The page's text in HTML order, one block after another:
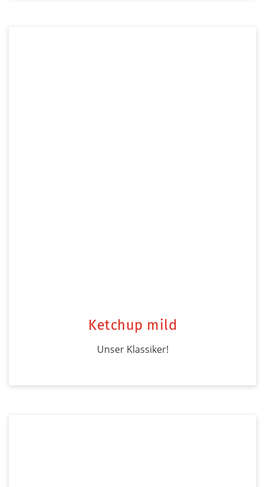
Ketchup mild
Unser Klassiker!